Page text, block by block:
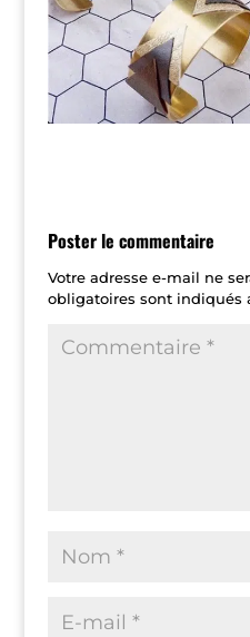
Poster le commentaire
Votre adresse e-mail ne
obligatoires sont indiqués